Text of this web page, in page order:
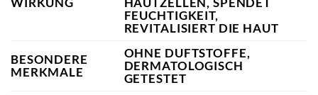
FEUCHTIGKEIT,
REVITALISIERT DIE HAUT
BESONDERE
MERKMALE
OHNE DUFTSTOFFE,
DERMATOLOGISCH
GETESTET